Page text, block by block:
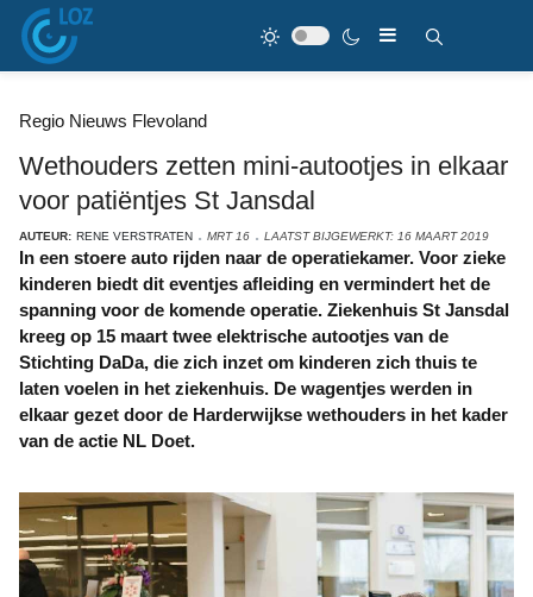
Regio Nieuws Flevoland
Wethouders zetten mini-autootjes in elkaar
voor patiëntjes St Jansdal
AUTEUR: RENE VERSTRATEN MRT 16 LAATST BIJGEWERKT: 16 MAART 2019
In een stoere auto rijden naar de operatiekamer. Voor zieke
kinderen biedt dit eventjes afleiding en vermindert het de
spanning voor de komende operatie. Ziekenhuis St Jansdal
kreeg op 15 maart twee elektrische autootjes van de
Stichting DaDa, die zich inzet om kinderen zich thuis te
laten voelen in het ziekenhuis. De wagentjes werden in
elkaar gezet door de Harderwijkse wethouders in het kader
van de actie NL Doet.